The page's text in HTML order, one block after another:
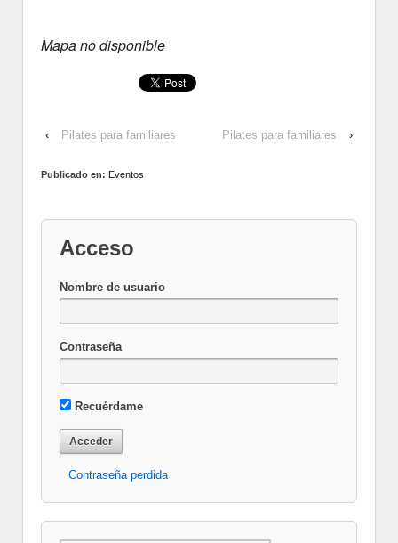
Mapa no disponible
‹ Pilates para familiares Pilates para familiares ›
Publicado en: Eventos
Acceso
Nombre de usuario
Contraseña
Recuérdame
Contraseña perdida